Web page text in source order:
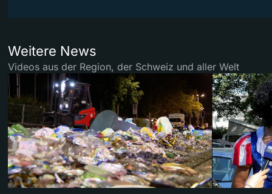
Weitere News
Videos aus der Region, der Schweiz und aller Welt